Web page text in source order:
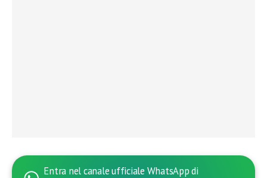
Entra nel canale ufficiale WhatsApp di